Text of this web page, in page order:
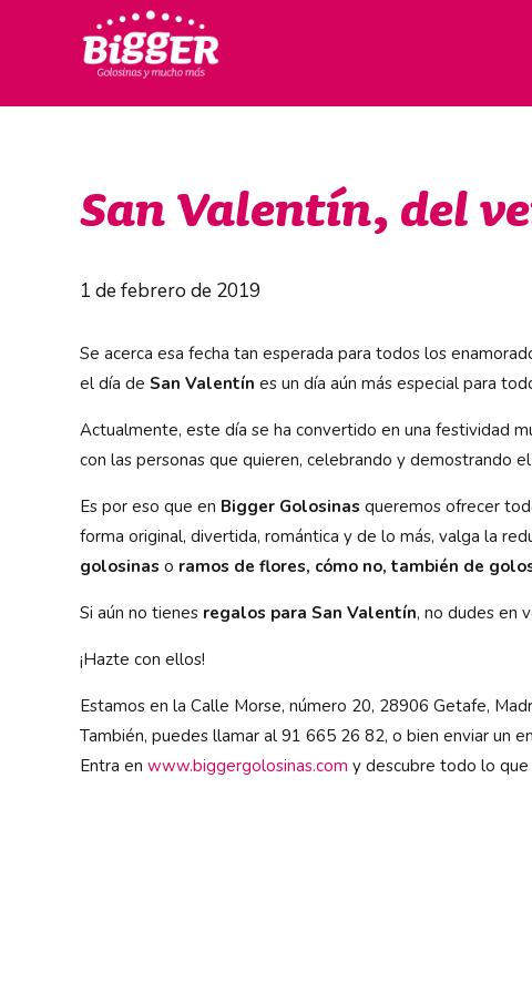
San Valentín, del
1 de febrero de 2019
Se acerca esa fecha tan esperada para todos los
el día de San Valentín es un día aún más especial para
Actualmente, este día se ha convertido en una festividad
con las personas que quieren, celebrando y demostrando
Es por eso que en Bigger Golosinas queremos ofrecer
forma original, divertida, romántica y de lo más, valga la
golosinas o ramos de flores, cómo no, también de
Si aún no tienes regalos para San Valentín, no dudes en
¡Hazte con ellos!
Estamos en la Calle Morse, número 20, 28906 Getafe,
También, puedes llamar al 91 665 26 82, o bien enviar un
Entra en www.biggergolosinas.com y descubre todo lo